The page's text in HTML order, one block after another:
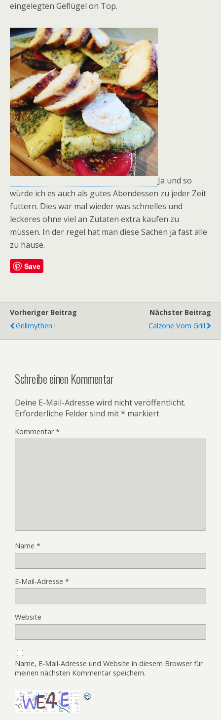
eingelegten Geflügel on Top.
Ja und so
würde ich es auch als gutes Abendessen zu jeder Zeit
futtern. Dies war mal wieder was schnelles und
leckeres ohne viel an Zutaten extra kaufen zu
müssen. In der regel hat man diese Sachen ja fast alle
zu hause.
Save
Vorheriger Beitrag
Grillmythen !
Nächster Beitrag
Calzone Vom Grill
Schreibe einen Kommentar
Deine E-Mail-Adresse wird nicht veröffentlicht.
Erforderliche Felder sind mit* markiert
Kommentar*
Name *
E-Mail-Adresse *
Website
Name, E-Mail-Adresse und Website in diesem Browser für
meinen nächsten Kommentar speichern.